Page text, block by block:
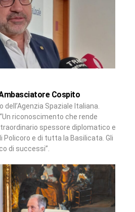
Cospito
dell’Agenzia Spaziale Italiana.
riconoscimento che rende
spessore diplomatico e
Policoro e di tutta la Basilicata. Gli
di successi”.